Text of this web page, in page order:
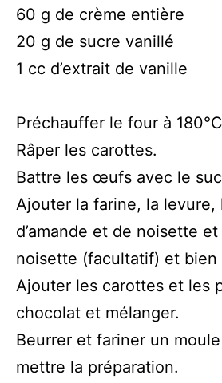
60 g de crème entière
20 g de sucre vanillé
1 cc d’extrait de vanille
Préchauffer le four à
Râper les carottes.
Battre les œufs avec le
Ajouter la farine, la levure,
d’amande et de noisette et
noisette (facultatif) et bien
Ajouter les carottes et les
chocolat et mélanger.
Beurrer et fariner un
mettre la préparation.